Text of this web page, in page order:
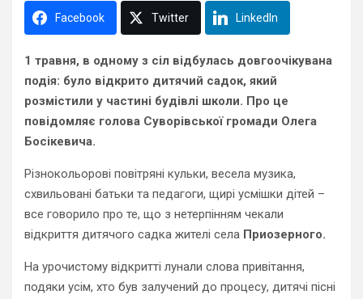
Facebook Twitter LinkedIn
1 травня, в одному з сіл відбулась довгоочікувана
подія: було відкрито дитячий садок, який
розмістили у частині будівлі школи. Про це
повідомляє голова Суворівської громади Олега
Босікевича.
Різнокольорові повітряні кульки, весела музика,
схвильовані батьки та педагоги, щирі усмішки дітей –
все говорило про те, що з нетерпінням чекали
відкриття дитячого садка жителі села Приозерного.
На урочистому відкритті лунали слова привітання,
подяки усім, хто був залучений до процесу, дитячі пісні